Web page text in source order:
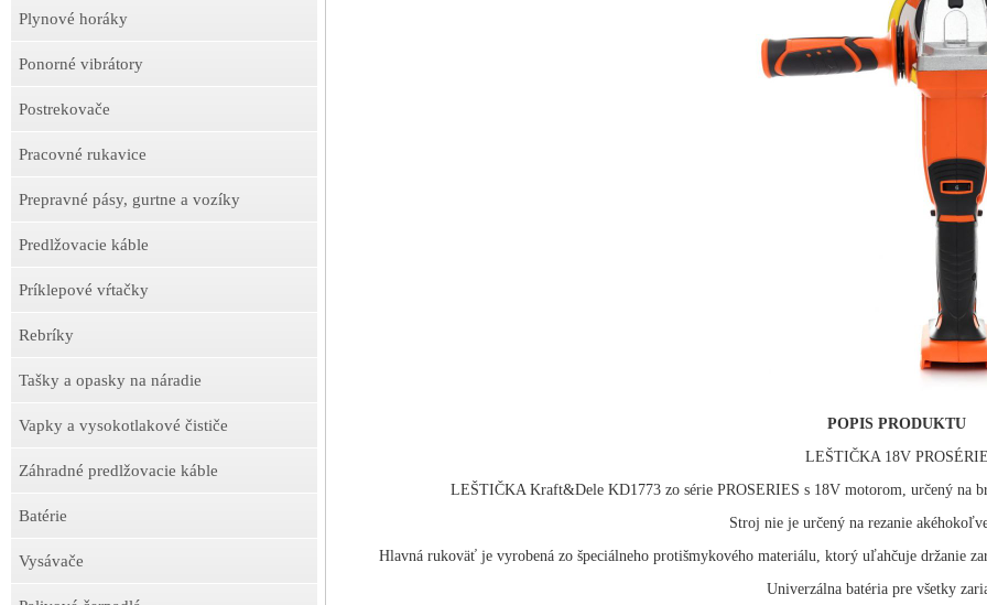
Plynové horáky
Ponorné vibrátory
Postrekovače
Pracovné rukavice
Prepravné pásy, gurtne a vozíky
Predlžovacie káble
Príklepové vŕtačky
Rebríky
Tašky a opasky na náradie
Vapky a vysokotlakové čističe
Záhradné predlžovacie káble
Batérie
Vysávače
POPIS PRODUKTU
LEŠTIČKA 18V
LEŠTIČKA Kraft&Dele KD1773 zo série PROSERIES s 18V motorom, určený na
Stroj nie je určený na rezanie
Hlavná rukoväť je vyrobená zo špeciálneho protišmykového materiálu, ktorý uľahčuje držanie
Univerzálna batéria pre všetky